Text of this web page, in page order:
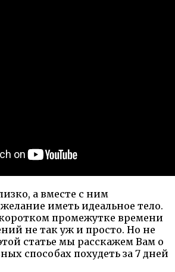
а вместе с ним
иметь идеальное тело.
промежутке времени
не так уж и просто. Но не
статье мы расскажем Вам о
способах похудеть за 7 дней